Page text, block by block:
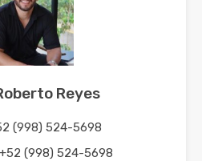
Reyes
(998) 524-5698
+52 (998) 524-5698